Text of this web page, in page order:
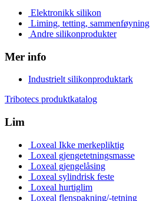
Elektronikk silikon
Liming, tetting, sammenføyning
Andre silikonprodukter
Mer info
Industrielt silikonproduktark
Tribotecs produktkatalog
Lim
Loxeal Ikke merkepliktig
Loxeal gjengetetningsmasse
Loxeal gjengelåsing
Loxeal sylindrisk feste
Loxeal hurtiglim
Loxeal flenspakning/-tetning